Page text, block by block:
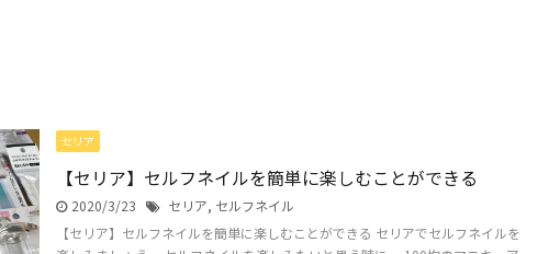
セリア
【セリア】セルフネイルを簡単に楽しむことができる
2020/3/23 セリア, セルフネイル
【セリア】セルフネイルを簡単に楽しむことができる セリアでセルフネイルを